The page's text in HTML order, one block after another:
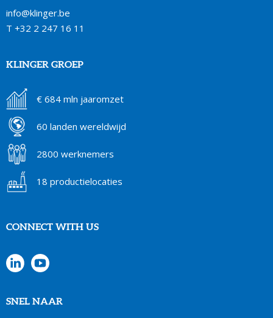
info@klinger.be
T +32 2 247 16 11
KLINGER GROEP
€ 684 mln jaaromzet
60 landen wereldwijd
2800 werknemers
18 productielocaties
CONNECT WITH US
SNEL NAAR